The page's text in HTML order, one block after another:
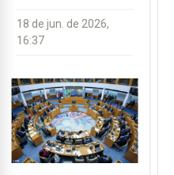
18 de jun. de 2026,
16:37